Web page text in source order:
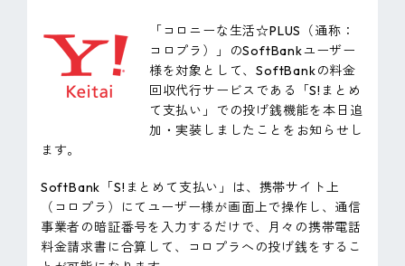
採用情報
サステナビリティ
ピンマーク
EN
「コロニーな生活☆PLUS（通称：
コロプラ）」のSoftBankユーザー
様を対象として、SoftBankの料金
回収代行サービスである「S!まとめ
て支払い」での投げ銭機能を本日追
加・実装しましたことをお知らせし
ます。
SoftBank「S!まとめて支払い」は、携帯サイト上
（コロプラ）にてユーザー様が画面上で操作し、通信
事業者の暗証番号を入力するだけで、月々の携帯電話
料金請求書に合算して、コロプラへの投げ銭をするこ